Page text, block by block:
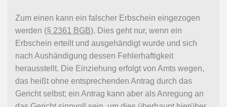
Zum einen kann ein falscher Erbschein eingezogen
werden (§ 2361 BGB). Dies geht nur, wenn ein
Erbschein erteilt und ausgehändigt wurde und sich
nach Aushändigung dessen Fehlerhaftigkeit
herausstellt. Die Einziehung erfolgt von Amts wegen,
das heißt ohne entsprechenden Antrag durch das
Gericht selbst; ein Antrag kann aber als Anregung an